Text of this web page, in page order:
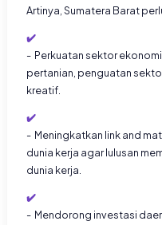
Artinya, Sumatera Barat
- Perkuatan sektor
pertanian, penguatan
kreatif.
- Meningkatkan link and
dunia kerja agar lulusan
dunia kerja.
- Mendorong investasi